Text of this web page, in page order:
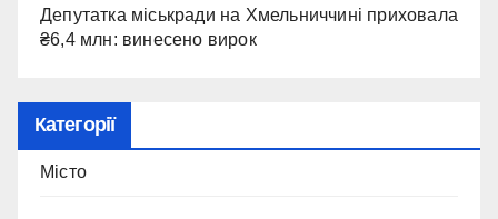
Депутатка міськради на Хмельниччині приховала
₴6,4 млн: винесено вирок
Категорії
Місто